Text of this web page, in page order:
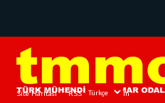
Site Haritası RSS Bize Ulaşın